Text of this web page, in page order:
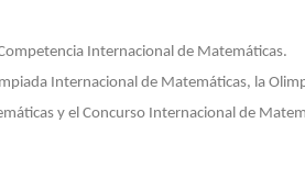
Internacional de Matemáticas.
Internacional de Matemáticas, la
y el Concurso Internacional de